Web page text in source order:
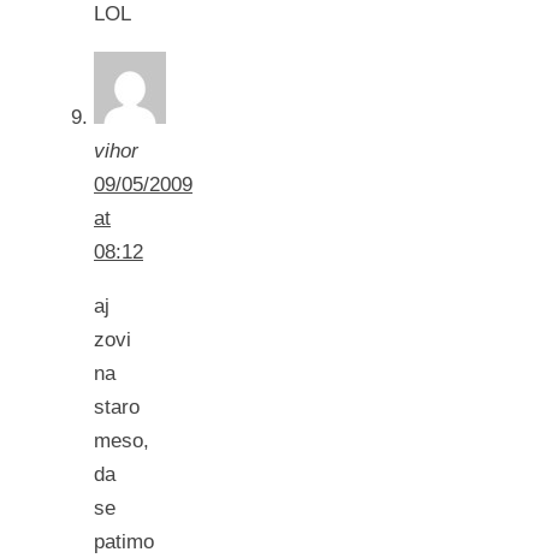
LOL
vihor
09/05/2009
at
08:12
aj
zovi
na
staro
meso,
da
se
patimo